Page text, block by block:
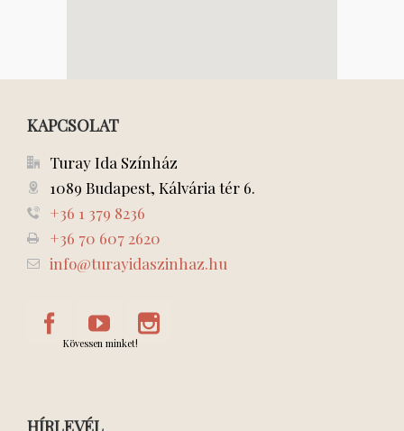
KAPCSOLAT
Turay Ida Színház
1089 Budapest, Kálvária tér 6.
+36 1 379 8236
+36 70 607 2620
info@turayidaszinhaz.hu
Kövessen minket!